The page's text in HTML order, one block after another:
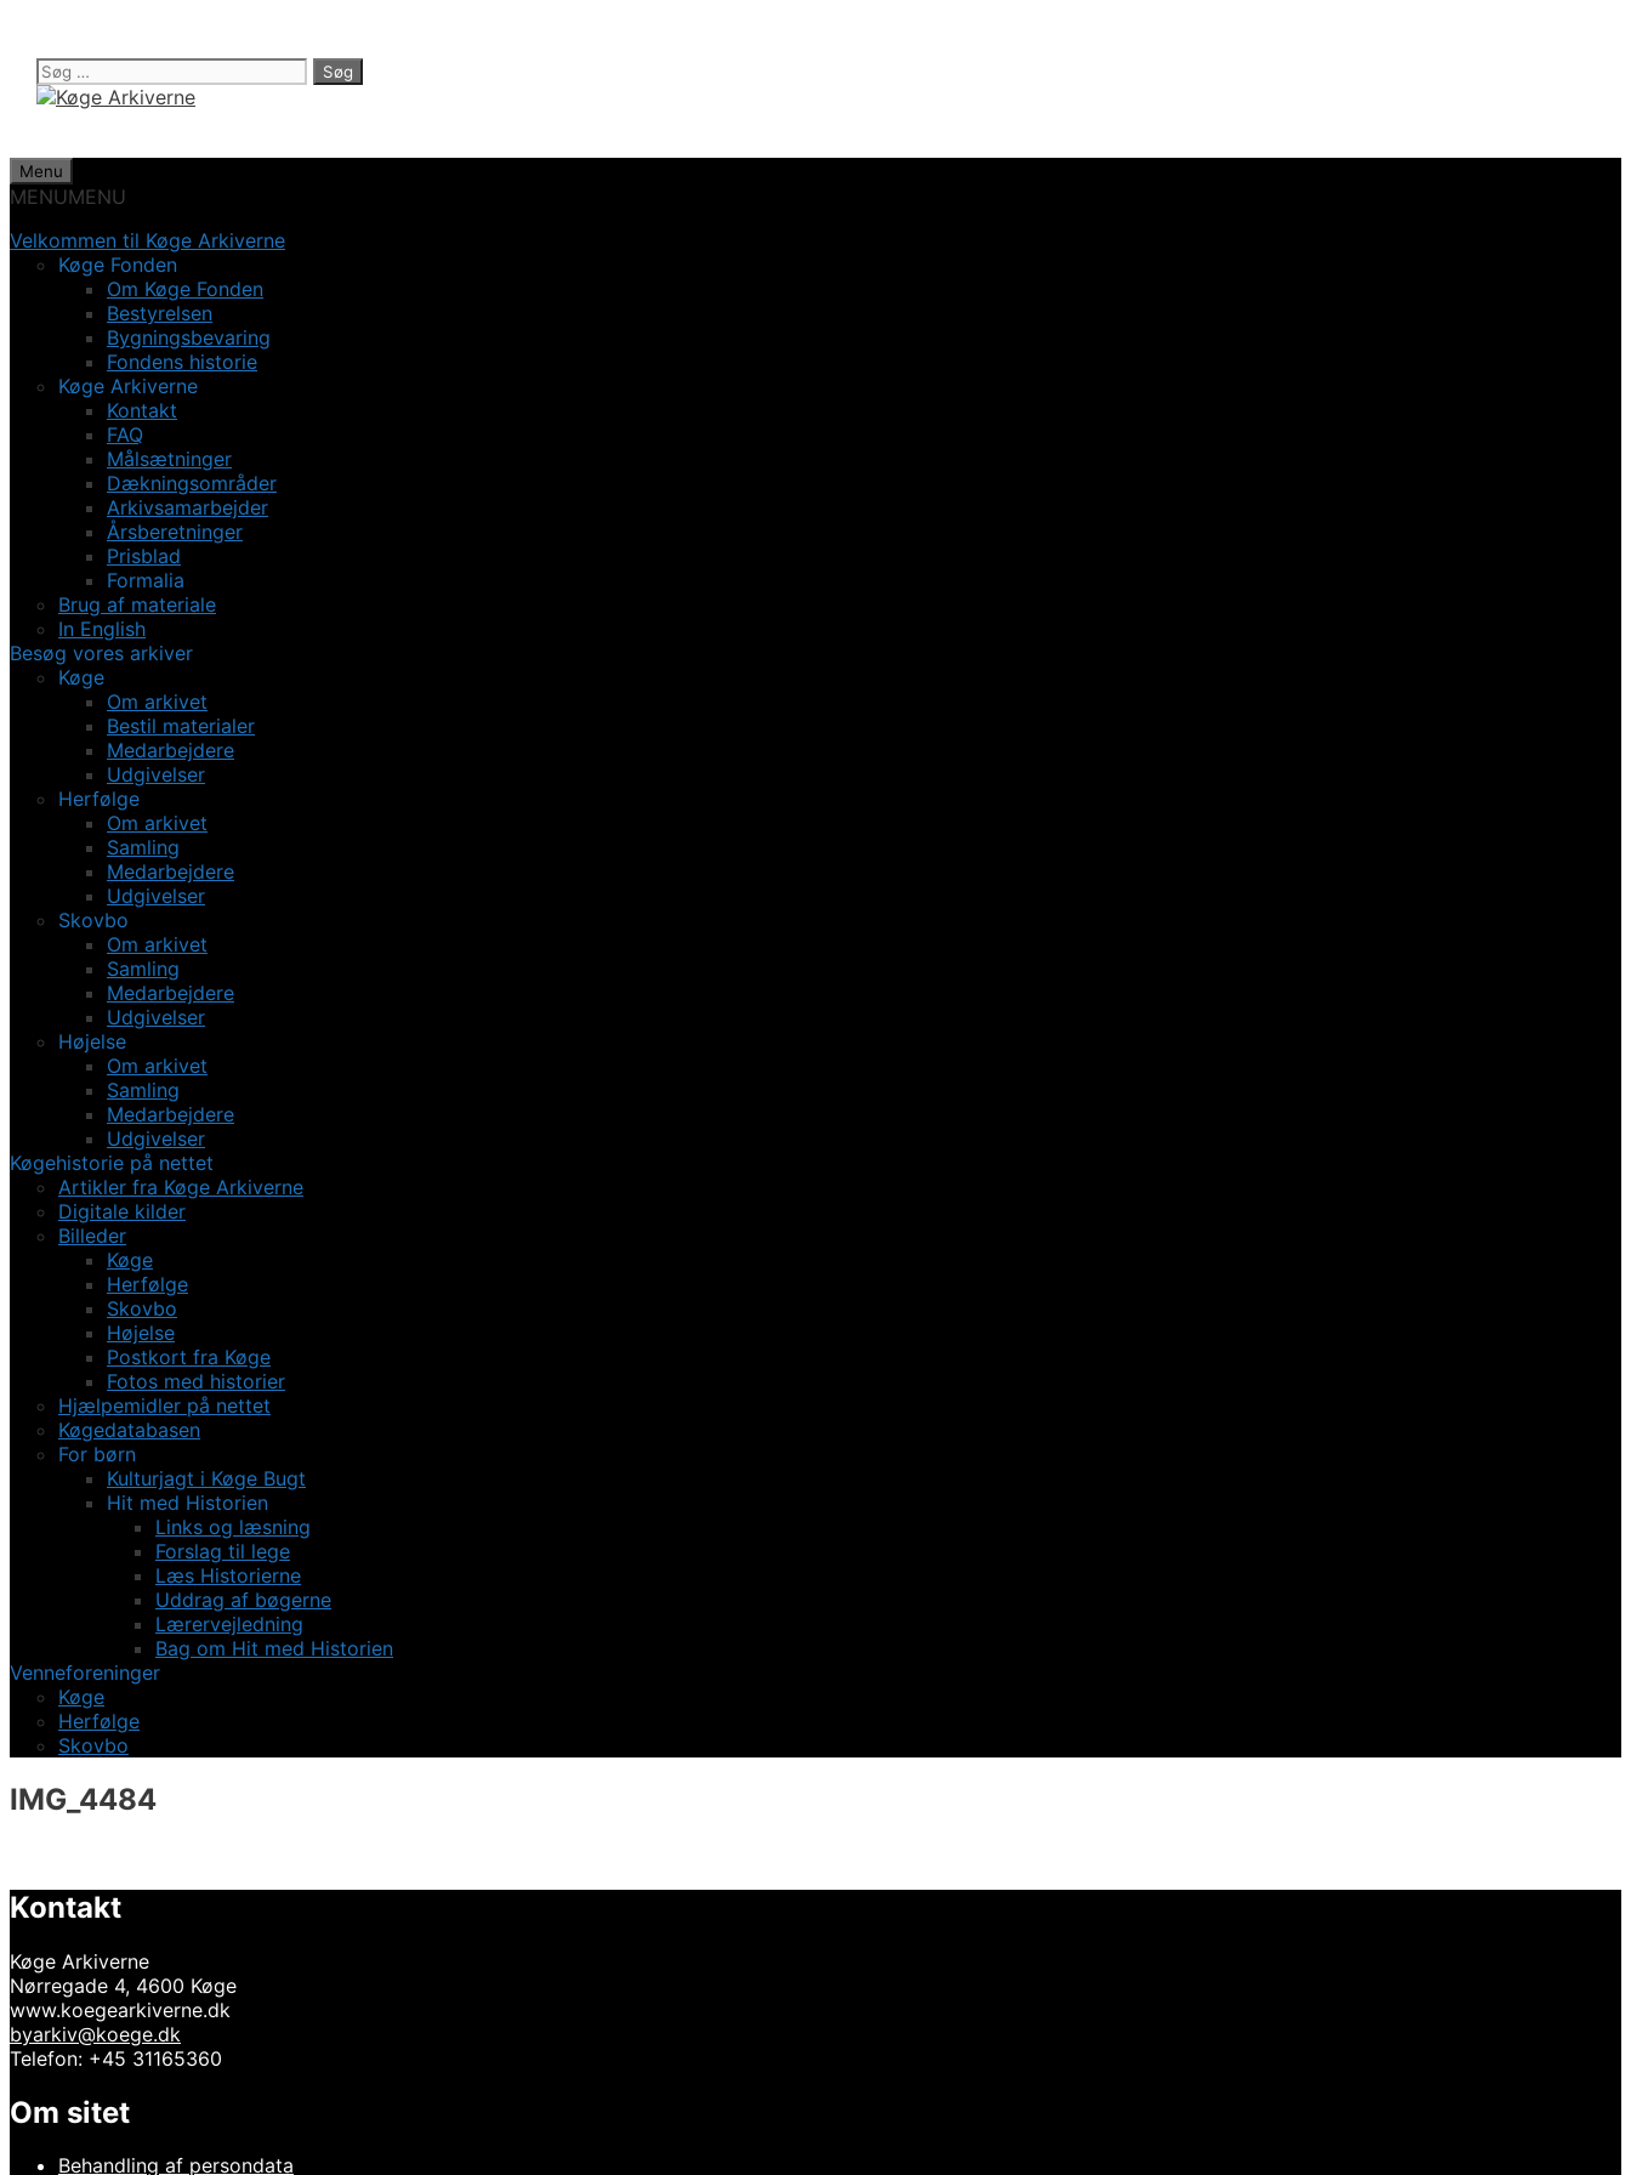
indhold
Søg
efter:
Menu
MENUMENU
Velkommen til Køge Arkiverne
Køge Fonden
Om Køge Fonden
Bestyrelsen
Bygningsbevaring
Fondens historie
Køge Arkiverne
Kontakt
FAQ
Målsætninger
Dækningsområder
Arkivsamarbejder
Årsberetninger
Prisblad
Formalia
Brug af materiale
In English
Besøg vores arkiver
Køge
Om arkivet
Bestil materialer
Medarbejdere
Udgivelser
Herfølge
Om arkivet
Samling
Medarbejdere
Udgivelser
Skovbo
Om arkivet
Samling
Medarbejdere
Udgivelser
Højelse
Om arkivet
Samling
Medarbejdere
Udgivelser
Køgehistorie på nettet
Artikler fra Køge Arkiverne
Digitale kilder
Billeder
Køge
Herfølge
Skovbo
Højelse
Postkort fra Køge
Fotos med historier
Hjælpemidler på nettet
Køgedatabasen
For børn
Kulturjagt i Køge Bugt
Hit med Historien
Links og læsning
Forslag til lege
Læs Historierne
Uddrag af bøgerne
Lærervejledning
Bag om Hit med Historien
Venneforeninger
Køge
Herfølge
Skovbo
IMG_4484
Kontakt
Køge Arkiverne
Nørregade 4, 4600 Køge
www.koegearkiverne.dk
byarkiv@koege.dk
Telefon: +45 31165360
Om sitet
Behandling af persondata